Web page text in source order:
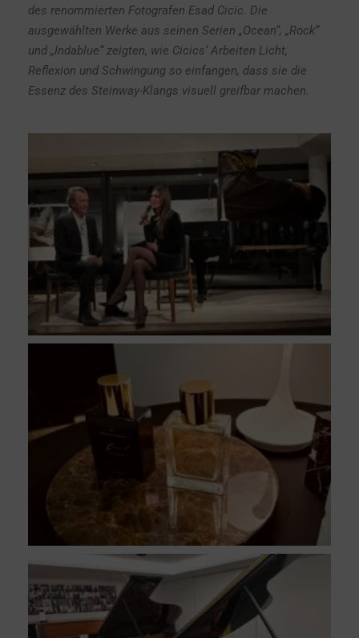
des renommierten Fotografen Esad Cicic. Die
ausgewählten Werke aus seinen Serien „Ocean“, „Rock“
und „Indablue“ zeigten, wie Cicics‘ Arbeiten Licht,
Reflexion und Schwingung so einfangen, dass sie die
Essenz des Steinway-Klangs visuell greifbar machen.